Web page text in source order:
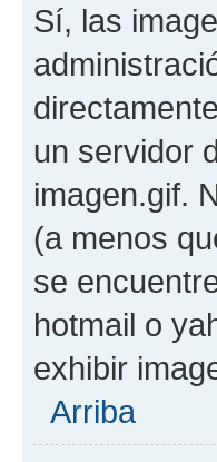
Sí, las
un servidor
imagen.gif.
(a menos
se
hotmail o
exhibir
Arriba